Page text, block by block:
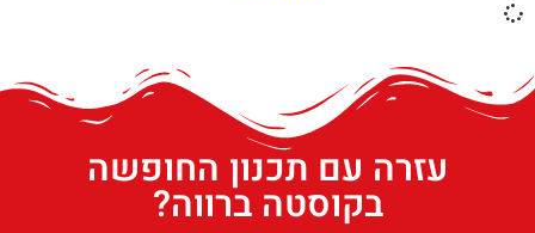
עזרה עם תכנון החופשה
בקוסטה ברווה?